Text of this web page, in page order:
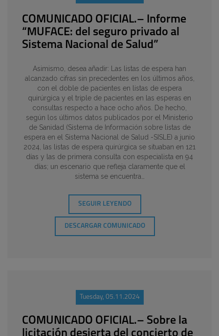
COMUNICADO OFICIAL.– Informe
“MUFACE: del seguro privado al
Sistema Nacional de Salud”
Asimismo, desea añadir: Las listas de espera han
alcanzado cifras sin precedentes en los últimos años,
con el doble de pacientes en listas de espera
quirúrgica y el triple de pacientes en las esperas en
consultas respecto a hace ocho años. De hecho,
según los últimos datos publicados por el Ministerio
de Sanidad (Sistema de Información sobre listas de
espera en el Sistema Nacional de Salud -SISLE) a junio
2024, las listas de espera quirúrgica se situaban en 121
días y las de primera consulta con especialista en 94
días; un escenario que refleja claramente que el
sistema se encuentra…
SEGUIR LEYENDO
DESCARGAR COMUNICADO
Tuesday, 05.11.2024
COMUNICADO OFICIAL.– Sobre la
licitación desierta del concierto de